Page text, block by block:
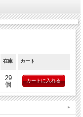
ます。
が脚の中に残ってしまう等
に交換をご依頼（有料）く
在庫 カート
29
個